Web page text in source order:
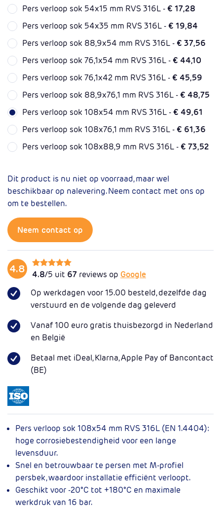
Pers verloop sok 54x15 mm RVS 316L -€ 17,28
Pers verloop sok 54x35 mm RVS 316L -€ 19,84
Pers verloop sok 88,9x54 mm RVS 316L -€ 37,56
Pers verloop sok 76,1x54 mm RVS 316L -€ 44,10
Pers verloop sok 76,1x42 mm RVS 316L -€ 45,59
Pers verloop sok 88,9x76,1 mm RVS 316L -€ 48,75
Pers verloop sok 108x54 mm RVS 316L -€ 49,61
Pers verloop sok 108x76,1 mm RVS 316L -€ 61,36
Pers verloop sok 108x88,9 mm RVS 316L -€ 73,52
Dit product is nu niet op voorraad, maar wel
beschikbaar op nalevering. Neem contact met ons op
om te bestellen.
Neem contact op
4.8 4.8/5 uit 67 reviews op Google
Op werkdagen voor 15.00 besteld, dezelfde dag
verstuurd en de volgende dag geleverd
Vanaf 100 euro gratis thuisbezorgd in Nederland
en België
Betaal met iDeal, Klarna, Apple Pay of Bancontact
(BE)
Pers verloop sok 108x54 mm RVS 316L (EN 1.4404):
hoge corrosiebestendigheid voor een lange
levensduur.
Snel en betrouwbaar te persen met M-profiel
persbek, waardoor installatie efficiënt verloopt.
Geschikt voor -20°C tot +180°C en maximale
werkdruk van 16 bar.